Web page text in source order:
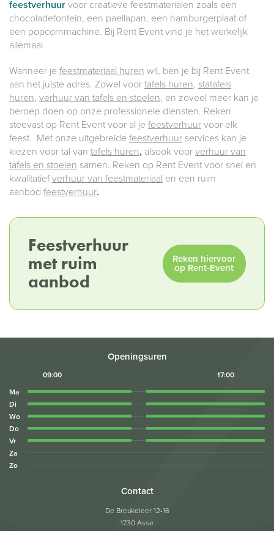
feestverhuur voor creatieve feestmaterialen zoals een
chocoladefontein, een paellapan, een hamburgerplaat of
een popcornmachine. Bij Rent Event vind je het werkelijk
allemaal.
Wanneer je feestmateriaal huren wil, ben je bij Rent Event
aan het juiste adres. Zowel voor tafels huren, statafels
huren, verhuur van tafels en stoelen, en zoveel meer kan je
beroep doen op onze professionele diensten. Reken
steevast op Rent Event voor al je feestverhuur voor elk
feest. Met onze uitgebreide feestverhuur services kan je
kiezen voor tal van tafels huren, alsook voor verhuur van
tafels en stoelen samen. Reken op Rent Event voor snel en
kwalitatiefverhuur van feestmateriaal en een ruim
aanbod feestverhuur.
Feestverhuur
met ruim
aanbod
Reken hiervoor
op Rent-Event
Openingsuren
09:00
17:00
Ma
Di
Wo
Do
Vr
Za
Zo
Contact
De Breukeleer 12-16
1730 Asse